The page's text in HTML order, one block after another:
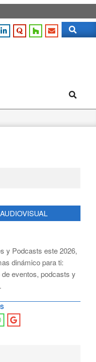
Search
Search
y Podcasts este 2026,
dinámico para ti:
eventos, podcasts y